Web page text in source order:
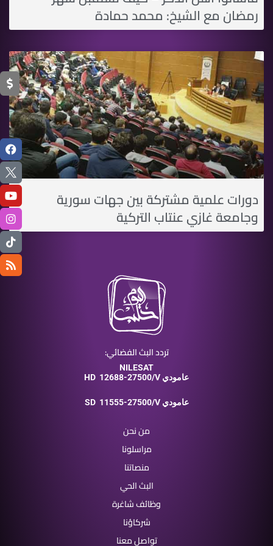
رمضان مع الشيخ: محمد حمادة
دورات علمية مشتركة بين جهات سورية
وجامعة غازي عنتاب التركية
تردد البث الفضائي:
NILESAT
HD
12688-27500/V عامودي
SD 11555-27500/V عامودي
من نحن
مراسلونا
منصاتنا
البث الحي
وظائف شاغرة
شركاؤنا
تواصل معنا